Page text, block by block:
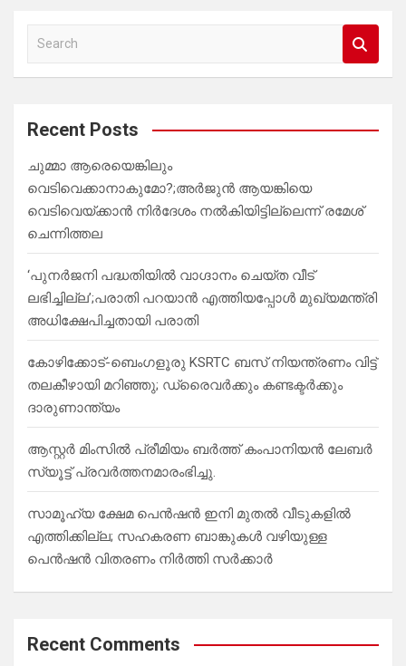
a
c
Recent Posts
ചുമ്മാ ആരെയെങ്കിലും
വെടിവെക്കാനാകുമോ?;അർജുൻ ആയങ്കിയെ
വെടിവെയ്ക്കാൻ നിർദേശം നൽകിയിട്ടില്ലെന്ന് രമേശ്
ചെന്നിത്തല
‘പുനർജനി പദ്ധതിയിൽ വാഗ്ദാനം ചെയ്ത വീട്
ലഭിച്ചില്ല’;പരാതി പറയാൻ എത്തിയപ്പോൾ മുഖ്യമന്ത്രി
അധിക്ഷേപിച്ചതായി പരാതി
കോഴിക്കോട്-ബെംഗളൂരു KSRTC ബസ് നിയന്ത്രണം വിട്ട്
തലകീഴായി മറിഞ്ഞു; ഡ്രെെവർക്കും കണ്ടക്ടർക്കും
ദാരുണാന്ത്യം
ആസ്റ്റർ മിംസിൽ പ്രീമിയം ബർത്ത് കംപാനിയൻ ലേബർ
സ്യൂട്ട് പ്രവർത്തനമാരംഭിച്ചു.
സാമൂഹ്യ ക്ഷേമ പെൻഷൻ ഇനി മുതൽ വീടുകളിൽ
എത്തിക്കില്ല; സഹകരണ ബാങ്കുകൾ വഴിയുള്ള
പെൻഷൻ വിതരണം നിർത്തി സർക്കാർ
Recent Comments